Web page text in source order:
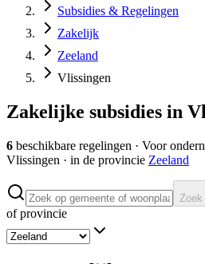
Subsidies & Regelingen
Zakelijk
Zeeland
Vlissingen
Zakelijke subsidies in
6 beschikbare regelingen · Voor
Vlissingen · in de provincie Zeeland
Zoek
of provincie